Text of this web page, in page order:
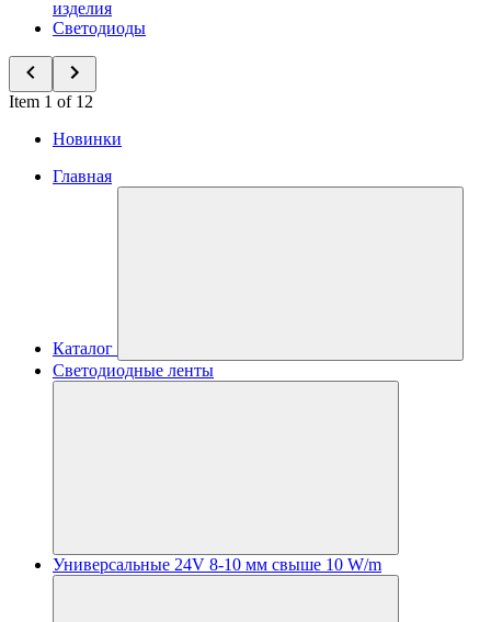
изделия
Светодиоды
Item 1 of 12
Новинки
Главная
Каталог
Светодиодные ленты
Универсальные 24V 8-10 мм свыше 10 W/m